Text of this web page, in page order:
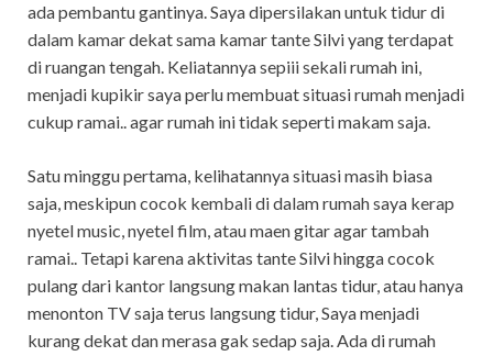
ada pembantu gantinya. Saya dipersilakan untuk tidur di
dalam kamar dekat sama kamar tante Silvi yang terdapat
di ruangan tengah. Keliatannya sepiii sekali rumah ini,
menjadi kupikir saya perlu membuat situasi rumah menjadi
cukup ramai.. agar rumah ini tidak seperti makam saja.
Satu minggu pertama, kelihatannya situasi masih biasa
saja, meskipun cocok kembali di dalam rumah saya kerap
nyetel music, nyetel film, atau maen gitar agar tambah
ramai.. Tetapi karena aktivitas tante Silvi hingga cocok
pulang dari kantor langsung makan lantas tidur, atau hanya
menonton TV saja terus langsung tidur, Saya menjadi
kurang dekat dan merasa gak sedap saja. Ada di rumah